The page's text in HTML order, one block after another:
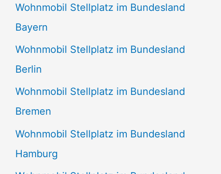
:
Wohnmobil Stellplatz im Bundesland
Bayern
Wohnmobil Stellplatz im Bundesland
Berlin
Wohnmobil Stellplatz im Bundesland
Bremen
Wohnmobil Stellplatz im Bundesland
Hamburg